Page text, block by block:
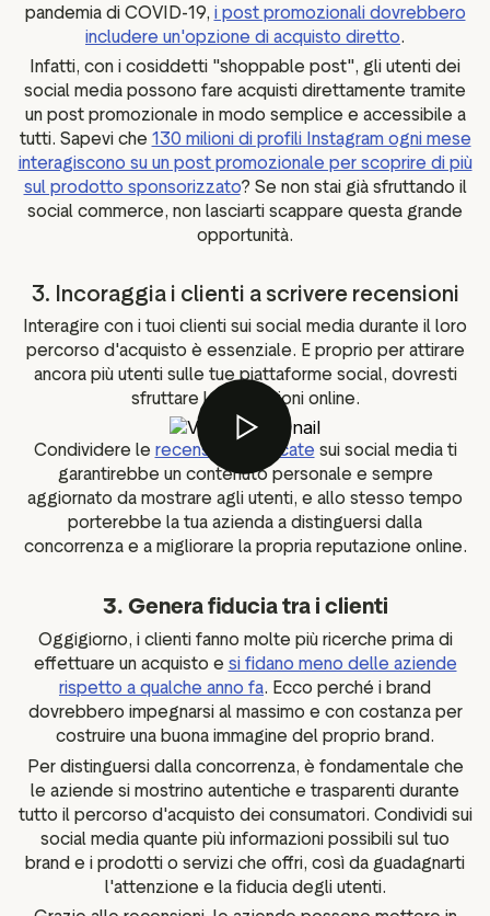
pandemia di COVID-19, i post promozionali dovrebbero
includere un'opzione di acquisto diretto.
Infatti, con i cosiddetti "shoppable post", gli utenti dei
social media possono fare acquisti direttamente tramite
un post promozionale in modo semplice e accessibile a
tutti. Sapevi che 130 milioni di profili Instagram ogni mese
interagiscono su un post promozionale per scoprire di più
sul prodotto sponsorizzato? Se non stai già sfruttando il
social commerce, non lasciarti scappare questa grande
opportunità.
3. Incoraggia i clienti a scrivere recensioni
Interagire con i tuoi clienti sui social media durante il loro
percorso d'acquisto è essenziale. E proprio per attirare
ancora più utenti sulle tue piattaforme social, dovresti
sfruttare le recensioni online.
Condividere le recensioni verificate sui social media ti
garantirebbe un contenuto personale e sempre
aggiornato da mostrare agli utenti, e allo stesso tempo
porterebbe la tua azienda a distinguersi dalla
concorrenza e a migliorare la propria reputazione online.
3. Genera fiducia tra i clienti
Oggigiorno, i clienti fanno molte più ricerche prima di
effettuare un acquisto e si fidano meno delle aziende
rispetto a qualche anno fa. Ecco perché i brand
dovrebbero impegnarsi al massimo e con costanza per
costruire una buona immagine del proprio brand.
Per distinguersi dalla concorrenza, è fondamentale che
le aziende si mostrino autentiche e trasparenti durante
tutto il percorso d'acquisto dei consumatori. Condividi sui
social media quante più informazioni possibili sul tuo
brand e i prodotti o servizi che offri, così da guadagnarti
l'attenzione e la fiducia degli utenti.